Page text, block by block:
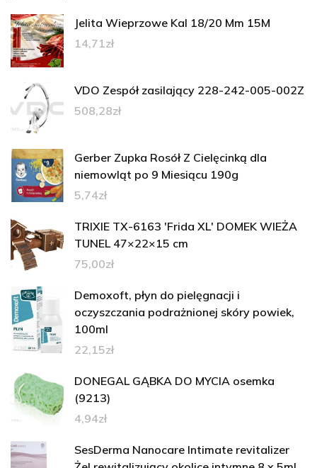
Jelita Wieprzowe Kal 18/20 Mm 15M
14,71zł
VDO Zespół zasilający 228-242-005-002Z
508,28zł
Gerber Zupka Rosół Z Cielęcinką dla
niemowląt po 9 Miesiącu 190g
5,74zł
TRIXIE TX-6163 'Frida XL' DOMEK WIEŻA
TUNEL 47×22×15 cm
75,00zł
Demoxoft, płyn do pielęgnacji i
oczyszczania podrażnionej skóry powiek,
100ml
22,15zł
DONEGAL GĄBKA DO MYCIA osemka
(9213)
4,94zł
SesDerma Nanocare Intimate revitalizer